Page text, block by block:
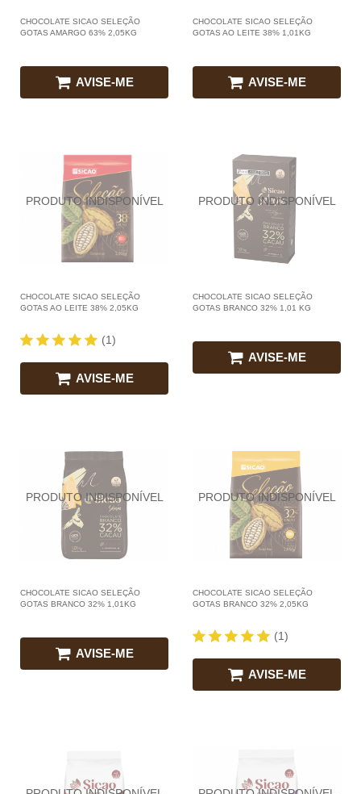
CHOCOLATE SICAO SELEÇÃO
GOTAS AMARGO 63% 2,05KG
AVISE-ME
CHOCOLATE SICAO SELEÇÃO
GOTAS AO LEITE 38% 1,01KG
AVISE-ME
CHOCOLATE SICAO SELEÇÃO
GOTAS AO LEITE 38% 2,05KG
(1)
AVISE-ME
CHOCOLATE SICAO SELEÇÃO
GOTAS BRANCO 32% 1,01 KG
AVISE-ME
CHOCOLATE SICAO SELEÇÃO
GOTAS BRANCO 32% 1,01KG
AVISE-ME
CHOCOLATE SICAO SELEÇÃO
GOTAS BRANCO 32% 2,05KG
(1)
AVISE-ME